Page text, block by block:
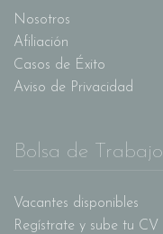
Nosotros
Afiliación
Casos de Éxito
Aviso de Privacidad
Bolsa de Trabajo
Vacantes disponibles
Regístrate y sube tu CV